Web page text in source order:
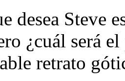
desea Steve
¿cuál será
retrato